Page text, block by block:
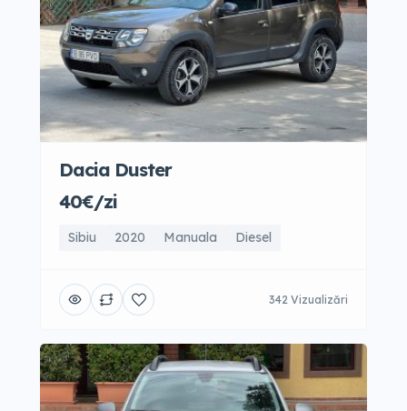
Dacia Duster
40€/zi
Sibiu 2020 Manuala Diesel
342 Vizualizări